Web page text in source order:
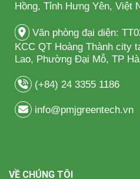
Hồng, Tỉnh Hưng Yên, Việt
Văn phòng đại diện:
KCC QT Hoàng Thành city
Lao, Phường Đại Mỗ, TP
(+84) 24 3355 1186
info@pmjgreentech.vn
VỀ CHÚNG TÔI